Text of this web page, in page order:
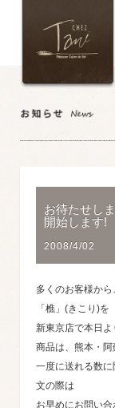
お待たせし
開始します!
2008/4/02
多くのお客様か
「樵」(きこり)を
新東京店で本日よ
商品は、熊本・阿
一度に送れる数
文の際は
お早めにお問い合